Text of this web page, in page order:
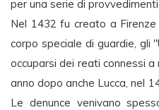
per una serie di
Nel 1432 fu creato a
corpo speciale di guardie, gli
occuparsi dei reati connessi
anno dopo anche Lucca, nel
Le denunce venivano